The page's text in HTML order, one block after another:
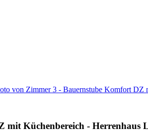
von Zimmer 3 - Bauernstube Komfort DZ
mit Küchenbereich - Herrenhaus